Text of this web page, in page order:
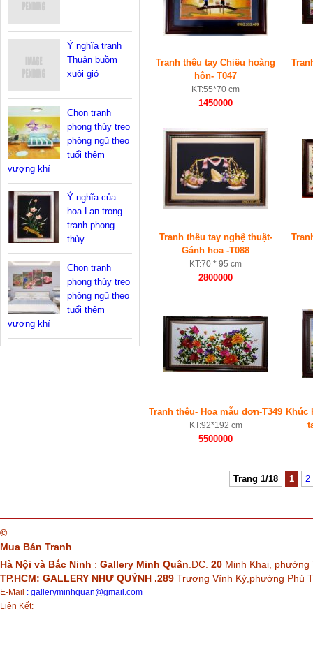
Tranh thêu tay Chiều hoàng
hôn- T047
KT:55*70 cm
1450000
Tranh thêu tay nghệ thuật-
Gánh hoa -T088
KT:70 * 95 cm
2800000
Tranh thêu- Hoa mẫu đơn-T349
KT:92*192 cm
5500000
Khúc
Trang 1/18 1 2
Ý nghĩa tranh
Thuận buồm
xuôi gió
Chọn tranh
phong thủy treo
phòng ngủ theo
tuổi thêm
vượng khí
Ý nghĩa của
hoa Lan trong
tranh phong
thủy
Chọn tranh
phong thủy treo
phòng ngủ theo
tuổi thêm
vượng khí
©
Mua Bán Tranh
Hà Nội và Bắc Ninh : Gallery Minh Quân .ĐC. 20 Minh Khai,
TP.HCM: GALLERY NHƯ QUỲNH .289 Trương Vĩnh Ký,phường Phú
E-Mail : galleryminhquan@gmail.com
Liên Kết: